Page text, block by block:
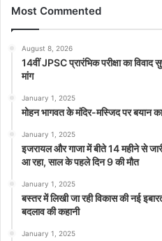
Most Commented
August 8, 2026
14वीं JPSC प्रारंभिक परीक्षा का विवाद
मांग
January 1, 2025
मोहन भागवत के मंदिर-मस्जिद पर बयान
January 1, 2025
इजरायल और गाजा में बीते 14 महीने से
आ रहा, साल के पहले दिन 9 की मौत
January 1, 2025
बस्तर में लिखी जा रही विकास की नई
बदलाव की कहानी
January 1, 2025